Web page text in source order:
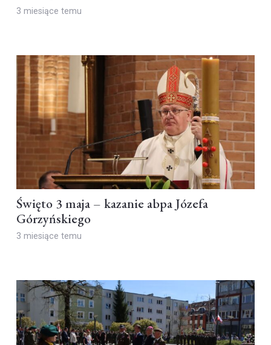
3 miesiące temu
Święto 3 maja – kazanie abpa Józefa
Górzyńskiego
3 miesiące temu